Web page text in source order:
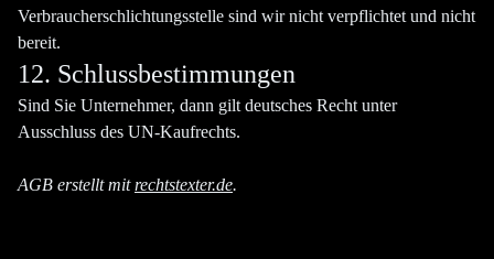
Verbraucherschlichtungsstelle sind wir nicht verpflichtet und nicht
bereit.
12. Schlussbestimmungen
Sind Sie Unternehmer, dann gilt deutsches Recht unter
Ausschluss des UN-Kaufrechts.
AGB erstellt mitrechtstexter.de.